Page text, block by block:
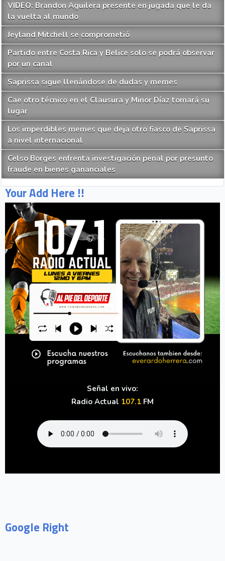
VIDEO: Brandon Aguilera presente en jugada que le da
la vuelta al mundo
Jeyland Mitchell se comprometió
Partido entre Costa Rica y Belice solo se podrá observar
por un canal
Saprissa sigue llenándose de dudas y memes
Cae otro técnico en el Clausura y Minor Díaz tomará su
lugar
Los imperdibles memes que deja otro fiasco de Saprissa
a nivel internacional
Celso Borges enfrenta investigación penal por presunto
fraude en bienes gananciales
Your Add Here !!
Señal en vivo:
Radio Actual 107.1 FM
Google Right